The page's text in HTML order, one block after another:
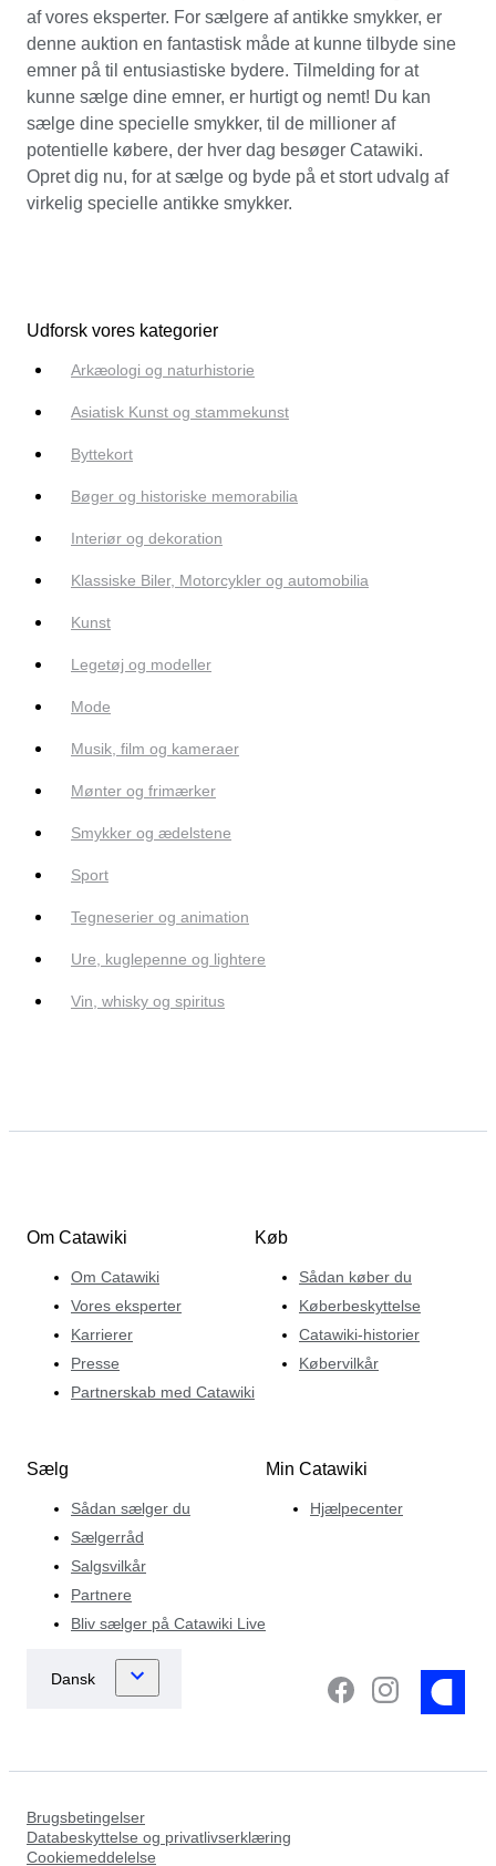
af vores eksperter. For sælgere af antikke smykker, er
denne auktion en fantastisk måde at kunne tilbyde sine
emner på til entusiastiske bydere. Tilmelding for at
kunne sælge dine emner, er hurtigt og nemt! Du kan
sælge dine specielle smykker, til de millioner af
potentielle købere, der hver dag besøger Catawiki.
Opret dig nu, for at sælge og byde på et stort udvalg af
virkelig specielle antikke smykker.
Udforsk vores kategorier
Arkæologi og naturhistorie
Asiatisk Kunst og stammekunst
Byttekort
Bøger og historiske memorabilia
Interiør og dekoration
Klassiske Biler, Motorcykler og automobilia
Kunst
Legetøj og modeller
Mode
Musik, film og kameraer
Mønter og frimærker
Smykker og ædelstene
Sport
Tegneserier og animation
Ure, kuglepenne og lightere
Vin, whisky og spiritus
Om Catawiki
Om Catawiki
Vores eksperter
Karrierer
Presse
Partnerskab med Catawiki
Køb
Sådan køber du
Køberbeskyttelse
Catawiki-historier
Købervilkår
Sælg
Sådan sælger du
Sælgerråd
Salgsvilkår
Partnere
Bliv sælger på Catawiki Live
Min Catawiki
Hjælpecenter
Brugsbetingelser
Databeskyttelse og privatlivserklæring
Cookiemeddelelse